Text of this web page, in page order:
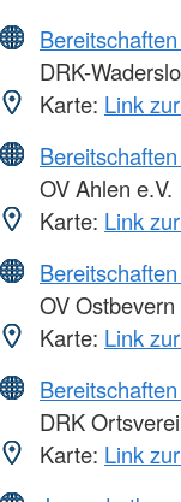
DRK-
Karte: Link
OV Ahlen e.V.
Karte: Link
OV Ostbevern
Karte: Link
DRK
Karte: Link